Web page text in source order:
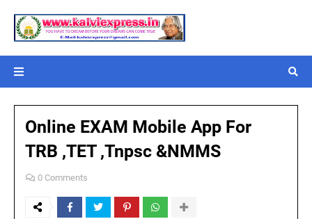
Online EXAM Mobile App For
TRB ,TET ,Tnpsc &NMMS
0 Comments